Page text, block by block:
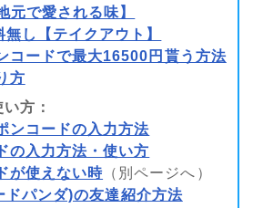
元で愛される味】
し【テイクアウト】
コードで最大16500円貰う方法
方
方：
ンコードの入力方法
の入力方法・使い方
が使えない時 （別ページへ）
パンダ)の友達紹介方法